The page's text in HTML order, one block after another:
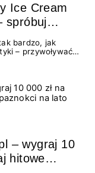
Ice Cream
spróbuj
bardzo, jak
– przywoływać
coś więcej niż
teksturę,
Tego lata
unikalny projekt
– wygraj 10
hitowe